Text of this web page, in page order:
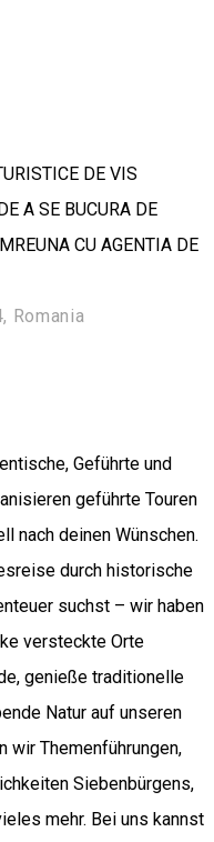
DE VIS
A SE BUCURA DE
CU AGENTIA DE
Romania
Geführte und
geführte Touren
nach deinen Wünschen.
durch historische
suchst – wir haben
versteckte Orte
genieße traditionelle
Natur auf unseren
wir Themenführungen,
Siebenbürgens,
mehr. Bei uns kannst